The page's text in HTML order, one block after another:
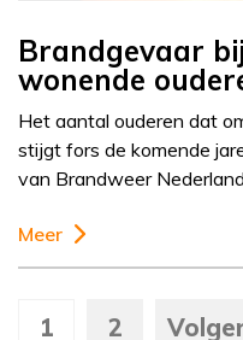
Brandgevaar
wonende
Het aantal ouderen dat
stijgt fors de komende
van Brandweer
Meer
1 2